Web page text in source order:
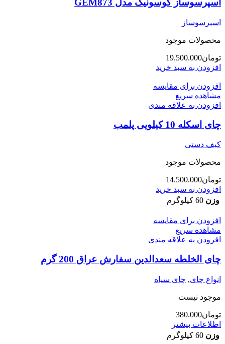
اسپرسوساز گوسونیک مدل GEM873
اسپرسوساز
محصولات موجود
تومان19.500.000
افزودن به سبد خرید
افزودن برای مقایسه
مشاهده سریع
افزودن به علاقه مندی
چای اسکله 10 کیلویی پلمب
کیف دستی
محصولات موجود
تومان14.500.000
افزودن به سبد خرید
وزن 60 کیلوگرم
افزودن برای مقایسه
مشاهده سریع
افزودن به علاقه مندی
چای الخلطه سعدالدین سفارش عراق 200 گرم
انواع چای, چای سیاه
موجود نیست
تومان380.000
اطلاعات بیشتر
وزن 60 کیلوگرم